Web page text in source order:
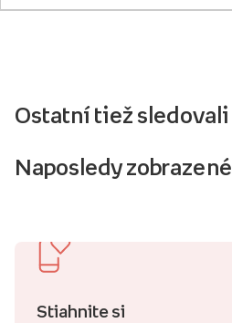
Ostatní tiež sledovali
Naposledy zobrazené
Stiahnite si